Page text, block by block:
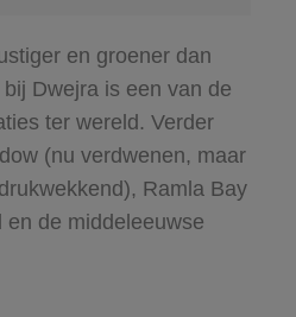
en groener dan
Dwejra is een van de
ter wereld. Verder
(nu verdwenen, maar
Ramla Bay
de middeleeuwse